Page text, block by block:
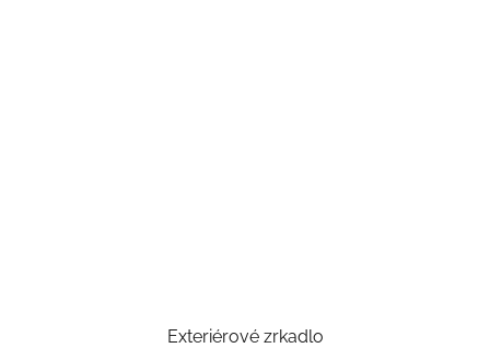
Exteriérové zrkadlo